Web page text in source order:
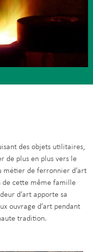
des objets utilitaires,
de plus en plus vers le
métier de ferronnier d’art
de cette même famille
d’art apporte sa
ouvrage d’art pendant
tradition.